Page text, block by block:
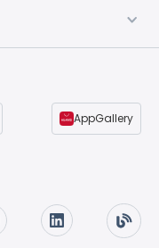
AppGallery